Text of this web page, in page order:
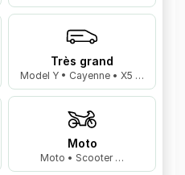
Très grand
Model Y • Cayenne • X5 …
Moto
Moto • Scooter …